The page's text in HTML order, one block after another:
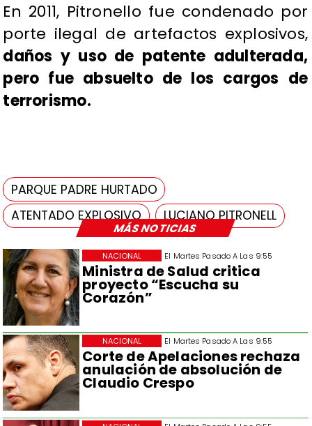
MÁS NOTICIAS
El Martes Pasado A Las 9:55
Ministra de Salud critica
proyecto “Escucha su
Corazón”
NACIONAL
El Martes Pasado A Las 9:55
Corte de Apelaciones rechaza
anulación de absolución de
Claudio Crespo
NACIONAL
En 2011, Pitronello fue condenado por
porte ilegal de artefactos explosivos,
daños y uso de patente adulterada,
pero fue absuelto de los cargos de
terrorismo.
PARQUE PADRE HURTADO
ATENTADO EXPLOSIVO
LUCIANO PITRONELL